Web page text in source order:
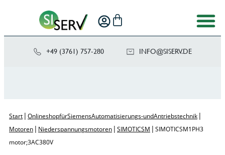
+49 (3761) 757-280 ED.VRE
SIS@OF
NI
Start | Onlineshop für Siemens Automatisierungs- und Antriebstechnik |
Motoren | Niederspannungsmotoren | SIMOTICS M | SIMOTICS M 1PH3
motor; 3AC 380V